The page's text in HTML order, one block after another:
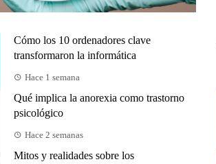
Cómo los 10 ordenadores clave
transformaron la informática
Hace 1 semana
Qué implica la anorexia como trastorno
psicológico
Hace 2 semanas
Mitos y realidades sobre los